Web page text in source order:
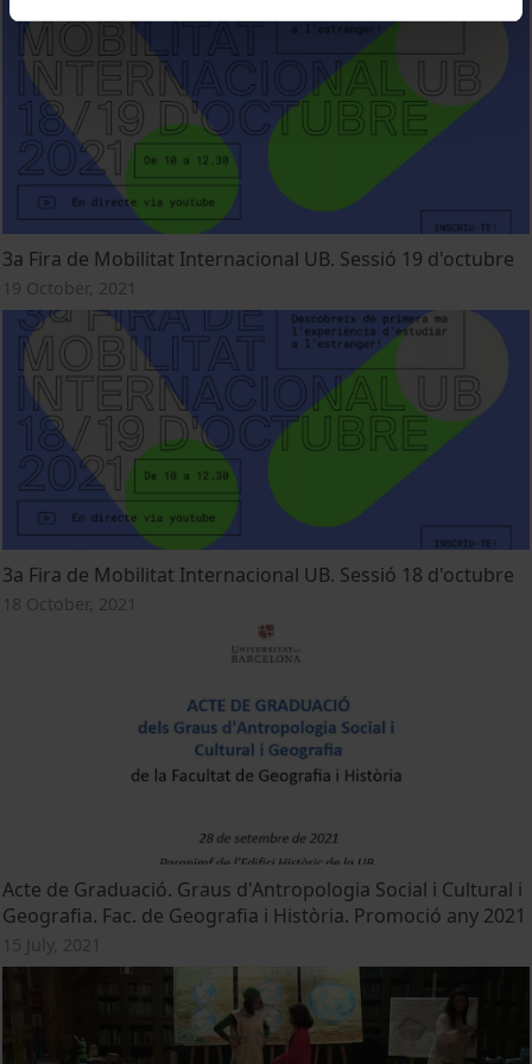
3a Fira de Mobilitat Internacional UB. Sessió 19 d'octubre
19 October, 2021
3a Fira de Mobilitat Internacional UB. Sessió 18 d'octubre
18 October, 2021
Acte de Graduació. Graus d'Antropologia Social i Cultural i
Geografia. Fac. de Geografia i Història. Promoció any 2021
15 July, 2021